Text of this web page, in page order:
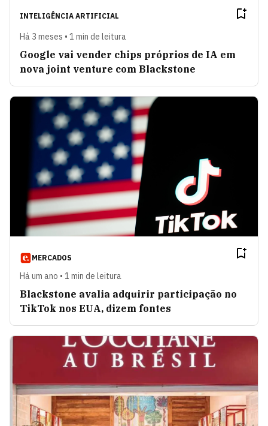
INTELIGÊNCIA ARTIFICIAL
Há 3 meses • 1 min de leitura
Google vai vender chips próprios de IA em
nova joint venture com Blackstone
MERCADOS
Há um ano • 1 min de leitura
Blackstone avalia adquirir participação no
TikTok nos EUA, dizem fontes